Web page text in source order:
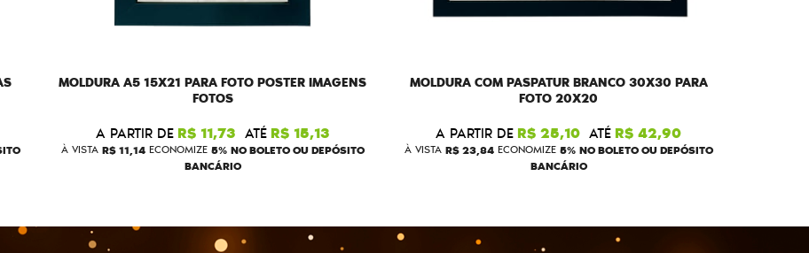
MOLDURA A5 15X21 PARA FOTO POSTER IMAGENS
FOTOS
A PARTIR DE R$ 11,73 ATÉ R$ 15,13
À VISTA R$ 11,14ECONOMIZE 5% NO BOLETO OU DEPÓSITO
BANCÁRIO
MOLDURA COM PASPATUR BRANCO 30X30 PARA
FOTO 20X20
A PARTIR DE R$ 25,10 ATÉ R$ 42,90
À VISTA R$ 23,84ECONOMIZE 5% NO BOLETO OU DEPÓSITO
BANCÁRIO